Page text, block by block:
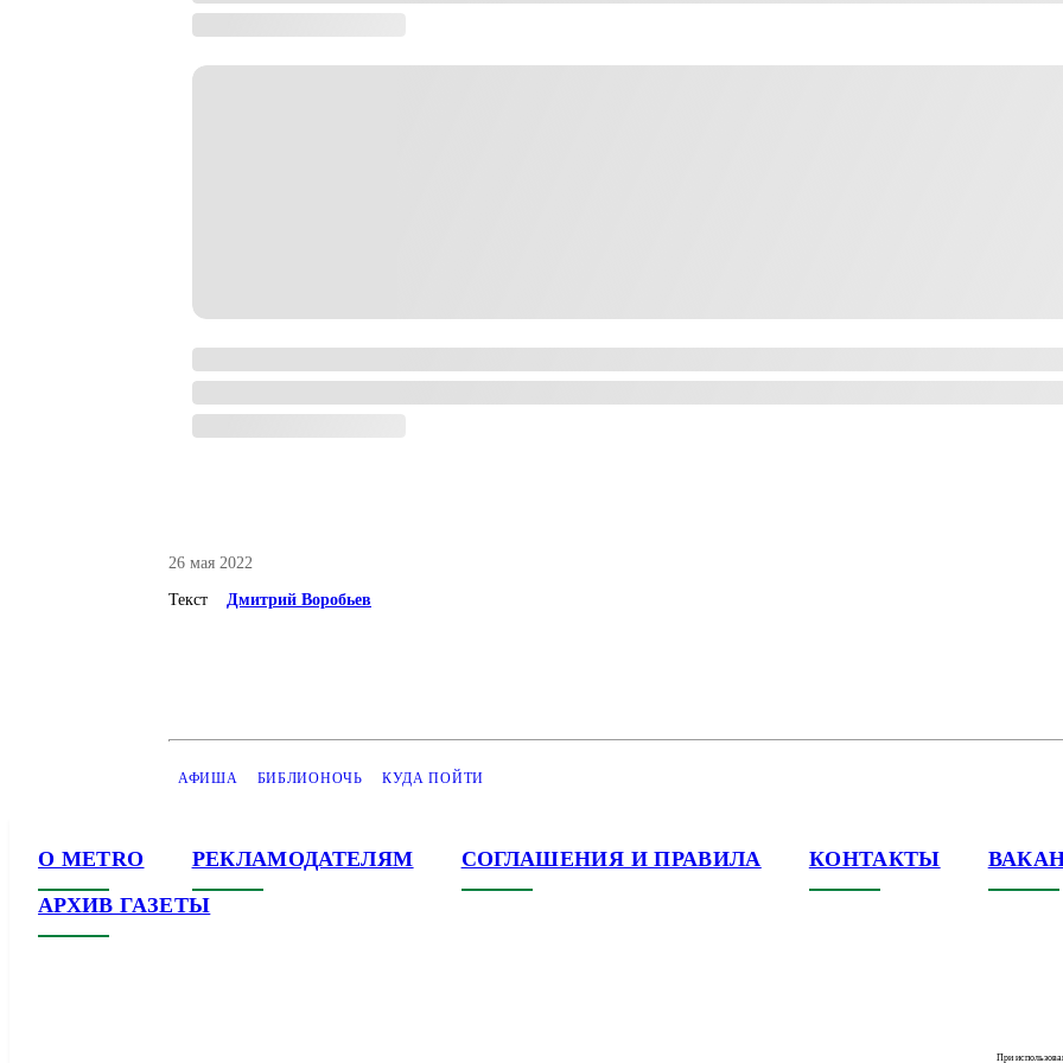
26 мая 2022
Текст Дмитрий Воробьев
АФИША БИБЛИОНОЧЬ КУДА ПОЙТИ
О METRO РЕКЛАМОДАТЕЛЯМ СОГЛАШЕНИЯ И ПРАВИЛА КОНТАКТЫ
АРХИВ ГАЗЕТЫ
При